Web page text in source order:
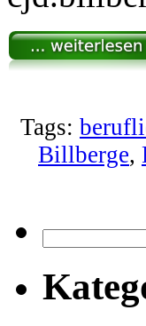
Tags:
Billberge,